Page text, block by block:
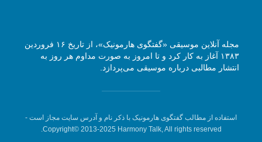
مجله آنلاین موسیقی «گفتگوی هارمونیک»، از تاریخ ۱۶ فروردین
۱۳۸۳ آغاز به کار کرد و تا امروز به صورت مداوم هر روز به
انتشار مطالبی درباره موسیقی می‌پردازد.
استفاده از مطالب گفتگوی هارمونیک با ذکر نام و آدرس سایت مجاز است -
Copyright© 2013-2025 Harmony Talk, All rights reserved.